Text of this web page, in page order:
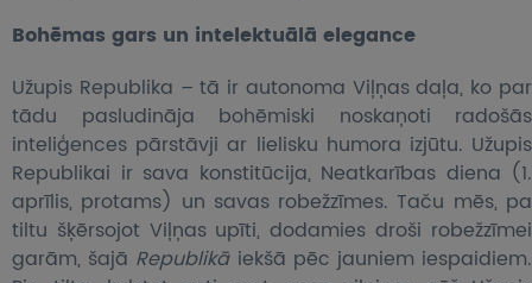
Bohēmas gars un intelektuālā elegance
Užupis Republika – tā ir autonoma Viļņas daļa, ko par
tādu pasludināja bohēmiski noskaņoti radošās
inteliģences pārstāvji ar lielisku humora izjūtu. Užupis
Republikai ir sava konstitūcija, Neatkarības diena (1.
aprīlis, protams) un savas robežzīmes. Taču mēs, pa
tiltu šķērsojot Viļņas upīti, dodamies droši robežzīmei
garām, šajā Republikāiekšā pēc jauniem iespaidiem.